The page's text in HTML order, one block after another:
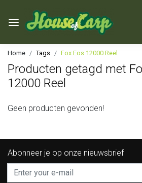
Home Tags Fox Eos 12000 Reel
Producten getagd met
12000 Reel
Geen producten gevonden!
Abonneer je op onze nieuwsbrief